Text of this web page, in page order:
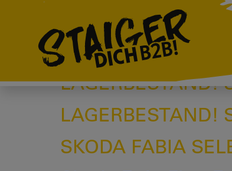
Marke:Skoda
LAGERBESTAND!
LAGERBESTAND!
LAGERBESTAND!
SKODA FABIA